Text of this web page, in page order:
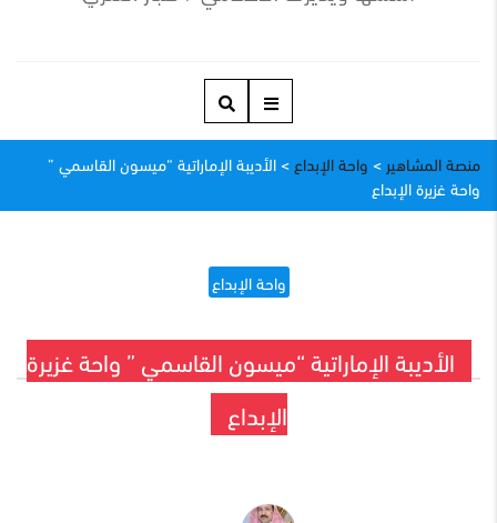
منصة المشاهير > واحة الإبداع > الأديبة الإماراتية “ميسون القاسمي ”
واحة غزيرة الإبداع
واحة الإبداع
الأديبة الإماراتية “ميسون القاسمي ” واحة غزيرة
الإبداع